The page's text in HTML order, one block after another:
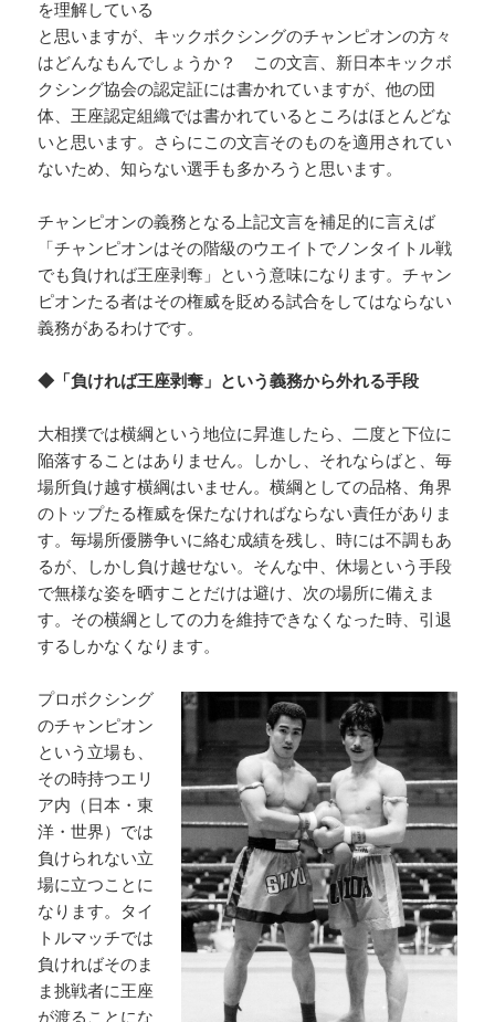
を理解している
と思いますが、キックボクシングのチャンピオンの方々
はどんなもんでしょうか？ この文言、新日本キックボ
クシング協会の認定証には書かれていますが、他の団
体、王座認定組織では書かれているところはほとんどな
いと思います。さらにこの文言そのものを適用されてい
ないため、知らない選手も多かろうと思います。
チャンピオンの義務となる上記文言を補足的に言えば
「チャンピオンはその階級のウエイトでノンタイトル戦
でも負ければ王座剥奪」という意味になります。チャン
ピオンたる者はその権威を貶める試合をしてはならない
義務があるわけです。
◆「負ければ王座剥奪」という義務から外れる手段
大相撲では横綱という地位に昇進したら、二度と下位に
陥落することはありません。しかし、それならばと、毎
場所負け越す横綱はいません。横綱としての品格、角界
のトップたる権威を保たなければならない責任がありま
す。毎場所優勝争いに絡む成績を残し、時には不調もあ
るが、しかし負け越せない。そんな中、休場という手段
で無様な姿を晒すことだけは避け、次の場所に備えま
す。その横綱としての力を維持できなくなった時、引退
するしかなくなります。
プロボクシング
のチャンピオン
という立場も、
その時持つエリ
ア内（日本・東
洋・世界）では
負けられない立
場に立つことに
なります。タイ
トルマッチでは
負ければそのま
ま挑戦者に王座
が渡ることにな